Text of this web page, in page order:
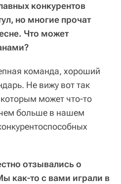
конкурентов
но многие прочат
Что может
команда, хороший
Не вижу вот так
может что-то
больше в нашем
отзывались о
как-то с вами играли в